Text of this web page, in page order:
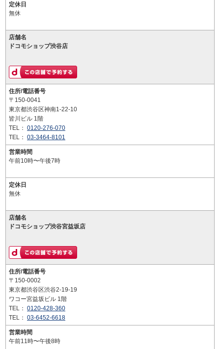
定休日
無休
店舗名
ドコモショップ渋谷店
住所/電話番号
〒150-0041
東京都渋谷区神南1-22-10
皆川ビル 1階
TEL： 0120-276-070
TEL： 03-3464-8101
営業時間
午前10時〜午後7時
定休日
無休
店舗名
ドコモショップ渋谷宮益坂店
住所/電話番号
〒150-0002
東京都渋谷区渋谷2-19-19
ワコー宮益坂ビル 1階
TEL： 0120-428-360
TEL： 03-6452-6618
営業時間
午前11時〜午後8時